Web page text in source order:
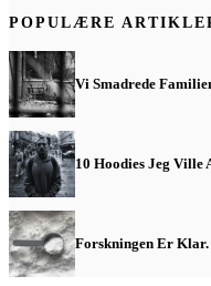
POPULÆRE
Vi Smadrede
10 Hoodies Jeg Ville
Forskningen Er Klar.